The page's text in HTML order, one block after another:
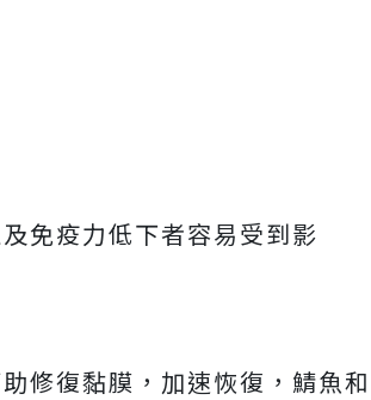
免疫力低下者容易受到影
助修復黏膜，加速恢復，鯖魚和